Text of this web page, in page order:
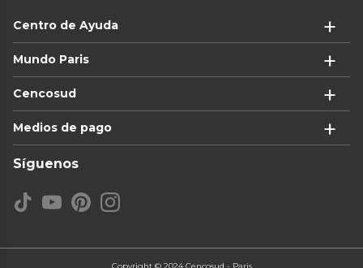
Centro de Ayuda
Mundo Paris
Cencosud
Medios de pago
Síguenos
Copyright © 2024 Cencosud - Paris